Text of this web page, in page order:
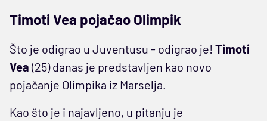
Timoti Vea pojačao Olimpik
Što je odigrao u Juventusu - odigrao je! Timoti
Vea (25) danas je predstavljen kao novo
pojačanje Olimpika iz Marselja.
Kao što je i najavljeno, u pitanju je